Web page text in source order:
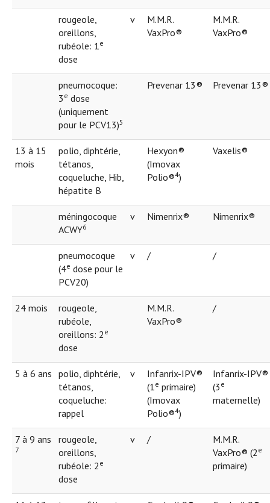
rougeole,
oreillons,
rubéole: 1e
dose
v
M.M.R.
VaxPro®
M.M.R.
VaxPro®
pneumocoque:
3 e dose
(uniquement
pour le PCV13)5
Prevenar 13® Prevenar 13®
13 à 15
mois
polio, diphtérie,
tétanos,
coqueluche, Hib,
hépatite B
Hexyon®
(Imovax
Polio®4)
Vaxelis®
méningocoque
ACWY6
v Nimenrix® Nimenrix®
pneumocoque
(4e dose pour le
PCV20)
v / /
24 mois
rougeole,
rubéole,
oreillons: 2 e
dose
M.M.R.
VaxPro®
/
5 à 6 ans polio, diphtérie,
tétanos,
coqueluche:
rappel
v
Infanrix-IPV®
(1e primaire)
(Imovax
Polio®4)
Infanrix-IPV®
(3 e
maternelle)
7 à 9 ans
7
rougeole,
oreillons,
rubéole: 2 e
dose
v /
M.M.R.
VaxPro® (2 e
primaire)